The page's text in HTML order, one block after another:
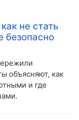
не стать
безопасно
объясняют, как
и где